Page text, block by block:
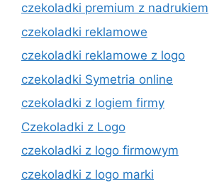
czekoladki premium z nadrukiem
czekoladki reklamowe
czekoladki reklamowe z logo
czekoladki Symetria online
czekoladki z logiem firmy
Czekoladki z Logo
czekoladki z logo firmowym
czekoladki z logo marki